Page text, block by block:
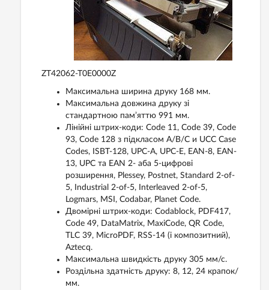
ZT42062-T0E0000Z
Максимальна ширина друку 168 мм.
Максимальна довжина друку зі
стандартною пам’яттю 991 мм.
Лінійні штрих-коди: Code 11, Code 39, Code
93, Code 128 з підкласом A/B/C и UCC Case
Codes, ISBT-128, UPC-A, UPC-E, EAN-8, EAN-
13, UPC та EAN 2- аба 5-цифрові
розширення, Plessey, Postnet, Standard 2-of-
5, Industrial 2-of-5, Interleaved 2-of-5,
Logmars, MSI, Codabar, Planet Code.
Двомірні штрих-коди: Codablock, PDF417,
Code 49, DataMatrix, MaxiCode, QR Code,
TLC 39, MicroPDF, RSS-14 (і композитний),
Aztecq.
Максимальна швидкість друку 305 мм/с.
Роздільна здатність друку: 8, 12, 24 крапок/
мм.